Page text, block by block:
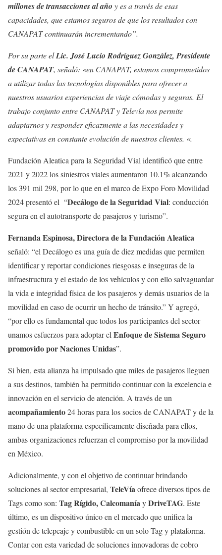
millones de transacciones al año y es a través de esas
capacidades, que estamos seguros de que los resultados con
CANAPAT continuarán incrementando”.
Por su parte elLic. José Lucio Rodríguez González, Presidente
de CANAPAT, señaló: «en CANAPAT, estamos comprometidos
a utilizar todas las tecnologías disponibles para ofrecer a
nuestros usuarios experiencias de viaje cómodas y seguras. El
trabajo conjunto entre CANAPAT y Televía nos permite
adaptarnos y responder eficazmente a las necesidades y
expectativas en constante evolución de nuestros clientes. «.
Fundación Aleatica para la Seguridad Vial identificó que entre
2021 y 2022 los siniestros viales aumentaron 10.1% alcanzando
los 391 mil 298, por lo que en el marco de Expo Foro Movilidad
2024 presentó el “Decálogo de la Seguridad Vial: conducción
segura en el autotransporte de pasajeros y turismo”.
Fernanda Espinosa, Directora de la Fundación Aleatica
señaló: “el Decálogo es una guía de diez medidas que permiten
identificar y reportar condiciones riesgosas e inseguras de la
infraestructura y el estado de los vehículos y con ello salvaguardar
la vida e integridad física de los pasajeros y demás usuarios de la
movilidad en caso de ocurrir un hecho de tránsito.” Y agregó,
“por ello es fundamental que todos los participantes del sector
unamos esfuerzos para adoptar elEnfoque de Sistema Seguro
promovido por Naciones Unidas”.
Si bien, esta alianza ha impulsado que miles de pasajeros lleguen
a sus destinos, también ha permitido continuar con la excelencia e
innovación en el servicio de atención. A través de un
acompañamiento24 horas para los socios de CANAPAT y de la
mano de una plataforma específicamente diseñada para ellos,
ambas organizaciones refuerzan el compromiso por la movilidad
en México.
Adicionalmente, y con el objetivo de continuar brindando
soluciones al sector empresarial, TeleVíaofrece diversos tipos de
Tags como son: Tag Rígido, CalcomaníayDriveTAG. Este
último, es un dispositivo único en el mercado que unifica la
gestión de telepeaje y combustible en un solo Tag y plataforma.
Contar con esta variedad de soluciones innovadoras de cobro